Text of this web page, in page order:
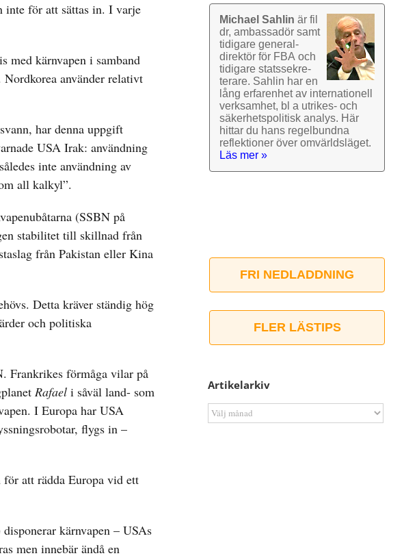
inte för att sättas in. I varje
med kärnvapen i samband
använder relativt
har denna uppgift
USA Irak: användning
inte användning av
all kalkyl”.
(SSBN på
stabilitet till skillnad från
från Pakistan eller Kina
Detta kräver ständig hög
och politiska
Frankrikes förmåga vilar på
Rafael i såväl land- som
I Europa har USA
flygs in –
att rädda Europa vid ett
kärnvapen – USAs
men innebär ändå en
Michael Sahlin är fil
dr, ambassadör samt
tidigare general­
direktör för FBA och
tidigare stats­sekre­
terare. Sahlin har en
lång erfarenhet av inter­nationell
verk­samhet, bl a utrikes- och
säkerhets­politisk analys. Här
hittar du hans regel­bundna
reflek­tioner över omvärlds­läget.
Läs mer »
FRI NEDLADDNING
FLER LÄSTIPS
Artikelarkiv
Artikelarkiv